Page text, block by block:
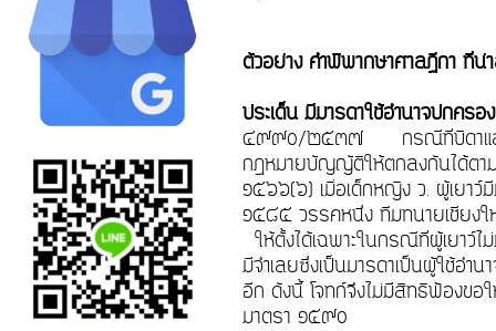
ตัวอย่าง คำพิพากษาศาลฏีกา ที่น่
ประเด็น มีมารดาใช้อำนาจปกคร
๔๙๙๐/๒๕๓๗ กรณีที่บิดาและมา
กฎหมายบัญญัติให้ตกลงกันได้ตา
๑๕๖๖(๖) เมื่อเด็กหญิง ว. ผู้เยาว์
๑๕๘๕ วรรคหนึ่ง ทีมทนายเชียงใ
ให้ตั้งได้เฉพาะในกรณีที่ผู้เยาว์
มีจำเลยซึ่งเป็นมารดาเป็นผู้ใช้อ
อีก ดังนี้ โจทก์จึงไม่มีสิทธิฟ้องขอ
มาตรา ๑๕๙๐